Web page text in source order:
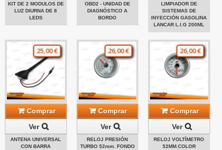
KIT DE 2 MODULOS DE
LUZ DIURNA DE 8
LEDS
OBD2 - UNIDAD DE
DIAGNÓSTICO A
BORDO
LIMPIADOR DE
SISTEMAS DE
INYECCIÓN GASOLINA
LANCAR L.I.G 200ML
25,00 €
Comprar
Ver
ANTENA UNIVERSAL
CON BARRA
26,00 €
Comprar
Ver
RELOJ PRESIÓN
TURBO 52mm. FONDO
26,00 €
Comprar
Ver
RELOJ VOLTÍMETRO
52MM.COLOR